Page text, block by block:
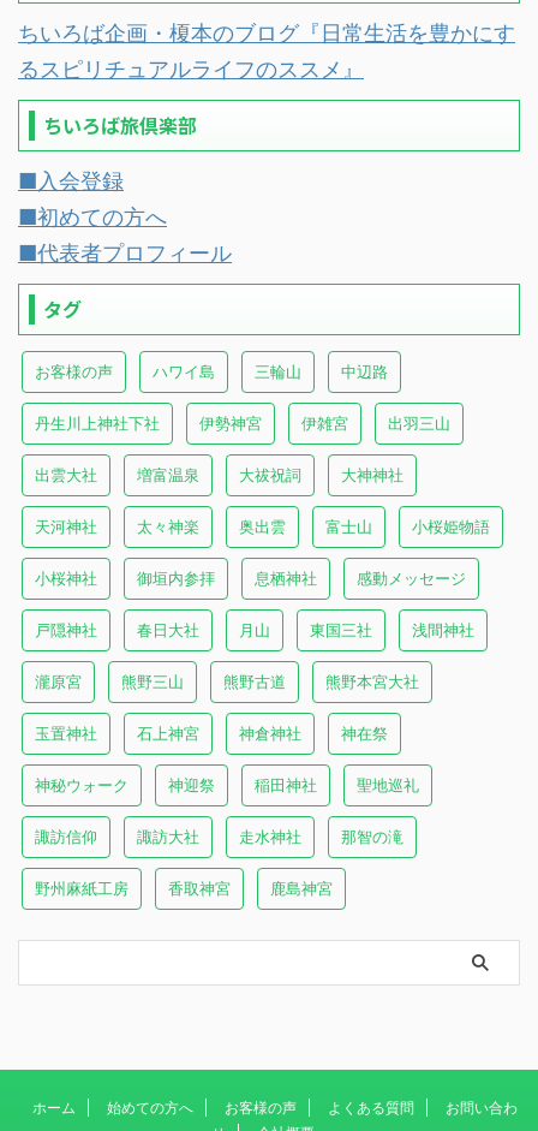
ちいろば企画・榎本のブログ『日常生活を豊かにす
るスピリチュアルライフのススメ』
ちいろば旅倶楽部
■入会登録
■初めての方へ
■代表者プロフィール
タグ
お客様の声 ハワイ島 三輪山 中辺路
丹生川上神社下社 伊勢神宮 伊雑宮 出羽三山
出雲大社 増富温泉 大祓祝詞 大神神社
天河神社 太々神楽 奥出雲 富士山 小桜姫物語
小桜神社 御垣内参拝 息栖神社 感動メッセージ
戸隠神社 春日大社 月山 東国三社 浅間神社
瀧原宮 熊野三山 熊野古道 熊野本宮大社
玉置神社 石上神宮 神倉神社 神在祭
神秘ウォーク 神迎祭 稲田神社 聖地巡礼
諏訪信仰 諏訪大社 走水神社 那智の滝
野州麻紙工房 香取神宮 鹿島神宮
ホーム 始めての方へ お客様の声 よくある質問
お問い合わ